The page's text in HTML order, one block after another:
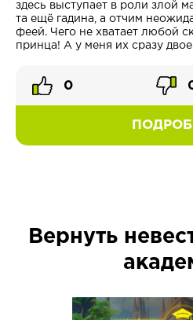
здесь выступает в роли злой
та ещё гадина, а отчим
феей. Чего не хватает любой
принца! А у меня их сразу
0
Вернуть